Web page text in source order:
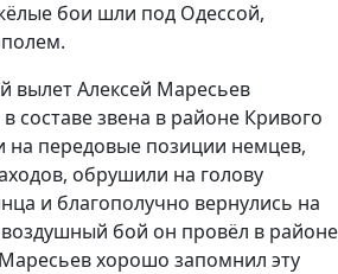
бои шли под Одессой,
вылет Алексей Маресьев
составе звена в районе Кривого
на передовые позиции немцев,
обрушили на голову
и благополучно вернулись на
бой он провёл в районе
хорошо запомнил эту